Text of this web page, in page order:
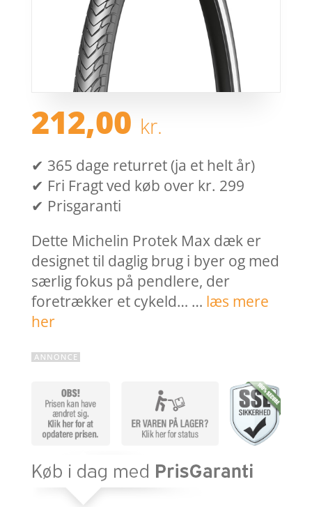
212,00 kr.
✔ 365 dage returret (ja et helt år)
✔ Fri Fragt ved køb over kr. 299
✔ Prisgaranti
Dette Michelin Protek Max dæk er
designet til daglig brug i byer og med
særlig fokus på pendlere, der
foretrækker et cykeld… … læs mere
her